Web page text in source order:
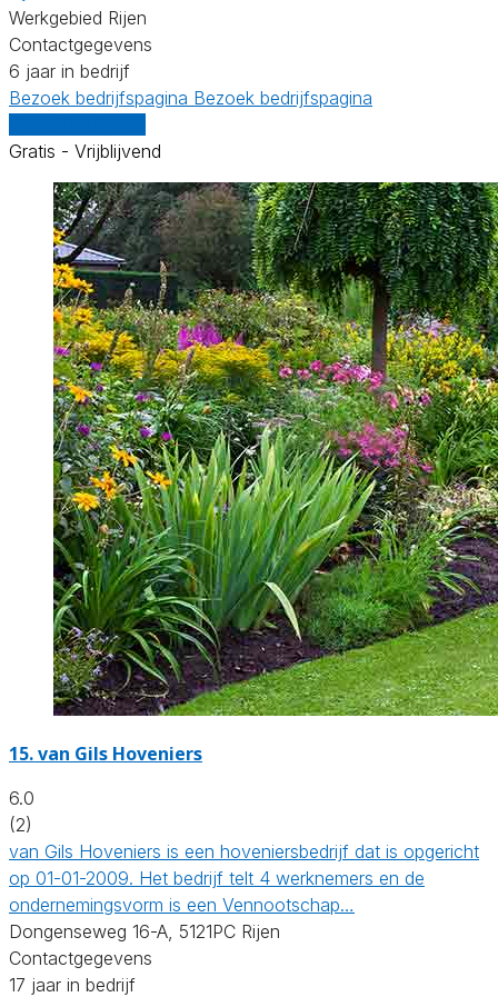
Werkgebied Rijen
Contactgegevens
6 jaar in bedrijf
Bezoek bedrijfspagina Bezoek bedrijfspagina
Gratis - Vrijblijvend
15.van Gils Hoveniers
6.0
(2)
van Gils Hoveniers is een hoveniersbedrijf dat is opgericht
op 01-01-2009. Het bedrijf telt 4 werknemers en de
ondernemingsvorm is een Vennootschap…
Dongenseweg 16-A, 5121PC Rijen
Contactgegevens
17 jaar in bedrijf